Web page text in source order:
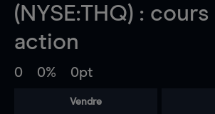
(NYSE:THQ) :
action
0 0% 0pt
Vendre